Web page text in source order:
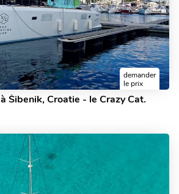
demander
le prix
Šibenik, Croatie - le Crazy Cat.